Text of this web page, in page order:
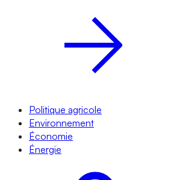
Politique agricole
Environnement
Économie
Énergie